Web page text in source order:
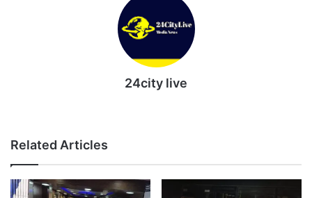
24city live
Related Articles